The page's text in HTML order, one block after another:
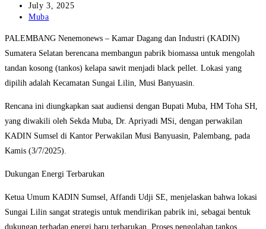
author:
Post
published:
July 3, 2025
Post
Muba
PALEMBANG Nenemonews – Kamar Dagang dan Industri (KADIN)
Sumatera Selatan berencana membangun pabrik biomassa untuk mengolah
tandan kosong (tankos) kelapa sawit menjadi black pellet. Lokasi yang
dipilih adalah Kecamatan Sungai Lilin, Musi Banyuasin.
Rencana ini diungkapkan saat audiensi dengan Bupati Muba, HM Toha SH,
yang diwakili oleh Sekda Muba, Dr. Apriyadi MSi, dengan perwakilan
KADIN Sumsel di Kantor Perwakilan Musi Banyuasin, Palembang, pada
Kamis (3/7/2025).
Dukungan Energi Terbarukan
Ketua Umum KADIN Sumsel, Affandi Udji SE, menjelaskan bahwa lokasi
Sungai Lilin sangat strategis untuk mendirikan pabrik ini, sebagai bentuk
dukungan terhadap energi baru terbarukan. Proses pengolahan tankos